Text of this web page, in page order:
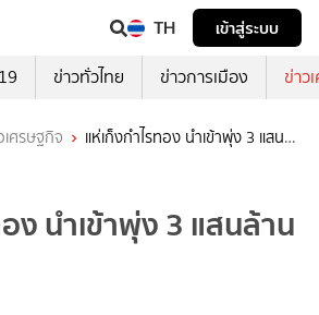
TH
เข้าสู่ระบบ
ข่าวทั่วไทย ข่าวการเมือง ข่าว
เศรษฐกิจ
แห่เก็งกำไรทอง นำเข้าพุ่ง 3 แสน
ง นำเข้าพุ่ง 3 แสนล้าน